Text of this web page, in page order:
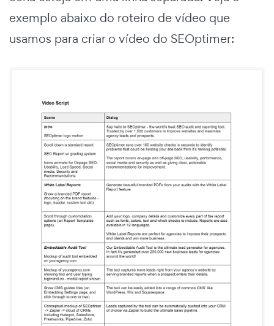
exemplo abaixo do roteiro de vídeo que
usamos para criar o vídeo do SEOptimer: